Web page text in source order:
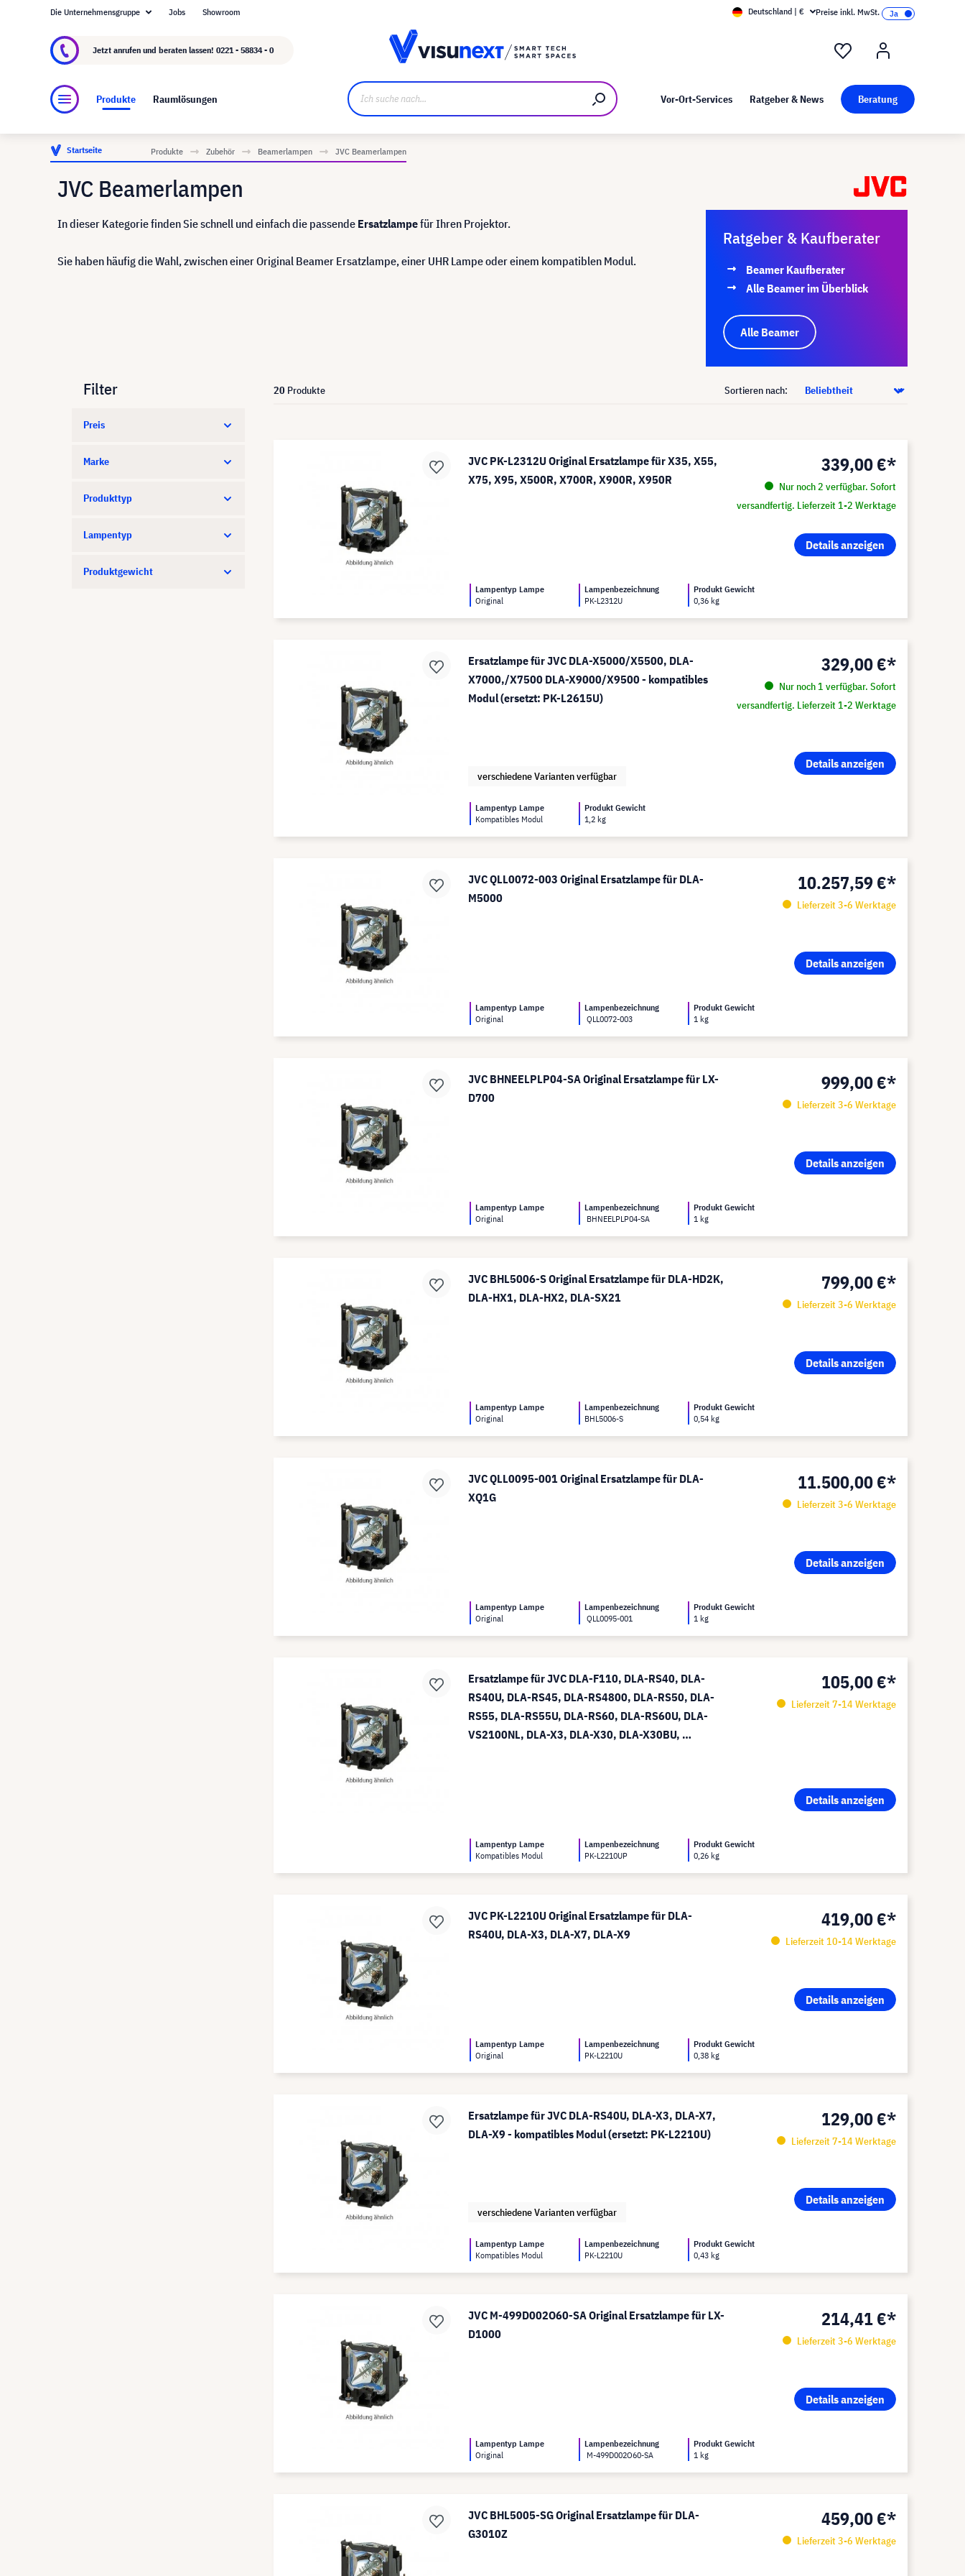
Über visunext.de Kunst bei visunext
Die Unternehmensgruppe Jobs Showroom Deutschland | € Preise inkl. MwSt.
Jetzt anrufen und beraten lassen! 0221 - 58834 - 0
Produkte Raumlösungen Vor-Ort-Services Ratgeber & News Beratung
Startseite Produkte Zubehör Beamerlampen JVC Beamerlampen
JVC Beamerlampen
In dieser Kategorie finden Sie schnell und einfach die passende Ersatzlampefür Ihren Projektor.
Sie haben häufig die Wahl, zwischen einer Original Beamer Ersatzlampe, einer UHR Lampe oder einem kompatiblen Modul.
Ratgeber & Kaufberater
Beamer Kaufberater
Alle Beamer im Überblick
Alle Beamer
Filter
Preis
Marke
Produkttyp
Lampentyp
Produktgewicht
20 Produkte Sortieren nach:
JVC PK-L2312U Original Ersatzlampe für X35, X55,
X75, X95, X500R, X700R, X900R, X950R
339,00 €*
Nur noch 2 verfügbar. Sofort
versandfertig. Lieferzeit 1-2 Werktage
Details anzeigen
Lampentyp Lampe
Original
Lampenbezeichnung
PK-L2312U
Produkt Gewicht
0,36 kg
Ersatzlampe für JVC DLA-X5000/X5500, DLA-
X7000,/X7500 DLA-X9000/X9500 - kompatibles
Modul (ersetzt: PK-L2615U)
329,00 €*
Nur noch 1 verfügbar. Sofort
versandfertig. Lieferzeit 1-2 Werktage
Details anzeigen
verschiedene Varianten verfügbar
Lampentyp Lampe
Kompatibles Modul
Produkt Gewicht
1,2 kg
JVC QLL0072-003 Original Ersatzlampe für DLA-
M5000
10.257,59 €*
Lieferzeit 3-6 Werktage
Details anzeigen
Lampentyp Lampe
Original
Lampenbezeichnung
QLL0072-003
Produkt Gewicht
1 kg
JVC BHNEELPLP04-SA Original Ersatzlampe für LX-
D700
999,00 €*
Lieferzeit 3-6 Werktage
Details anzeigen
Lampentyp Lampe
Original
Lampenbezeichnung
BHNEELPLP04-SA
Produkt Gewicht
1 kg
JVC BHL5006-S Original Ersatzlampe für DLA-HD2K,
DLA-HX1, DLA-HX2, DLA-SX21
799,00 €*
Lieferzeit 3-6 Werktage
Details anzeigen
Lampentyp Lampe
Original
Lampenbezeichnung
BHL5006-S
Produkt Gewicht
0,54 kg
JVC QLL0095-001 Original Ersatzlampe für DLA-
XQ1G
11.500,00 €*
Lieferzeit 3-6 Werktage
Details anzeigen
Lampentyp Lampe
Original
Lampenbezeichnung
QLL0095-001
Produkt Gewicht
1 kg
Ersatzlampe für JVC DLA-F110, DLA-RS40, DLA-
RS40U, DLA-RS45, DLA-RS4800, DLA-RS50, DLA-
RS55, DLA-RS55U, DLA-RS60, DLA-RS60U, DLA-
VS2100NL, DLA-X3, DLA-X30, DLA-X30BU,
105,00 €*
Lieferzeit 7-14 Werktage
Details anzeigen
Lampentyp Lampe
Kompatibles Modul
Lampenbezeichnung
PK-L2210UP
Produkt Gewicht
0,26 kg
JVC PK-L2210U Original Ersatzlampe für DLA-
RS40U, DLA-X3, DLA-X7, DLA-X9
419,00 €*
Lieferzeit 10-14 Werktage
Details anzeigen
Lampentyp Lampe
Original
Lampenbezeichnung
PK-L2210U
Produkt Gewicht
0,38 kg
Ersatzlampe für JVC DLA-RS40U, DLA-X3, DLA-X7,
DLA-X9 - kompatibles Modul (ersetzt: PK-L2210U)
129,00 €*
Lieferzeit 7-14 Werktage
Details anzeigen
verschiedene Varianten verfügbar
Lampentyp Lampe
Kompatibles Modul
Lampenbezeichnung
PK-L2210U
Produkt Gewicht
0,43 kg
JVC M-499D002O60-SA Original Ersatzlampe für LX-
D1000
214,41 €*
Lieferzeit 3-6 Werktage
Details anzeigen
Lampentyp Lampe
Original
Lampenbezeichnung
M-499D002O60-SA
Produkt Gewicht
1 kg
JVC BHL5005-SG Original Ersatzlampe für DLA-
G3010Z
459,00 €*
Lieferzeit 3-6 Werktage